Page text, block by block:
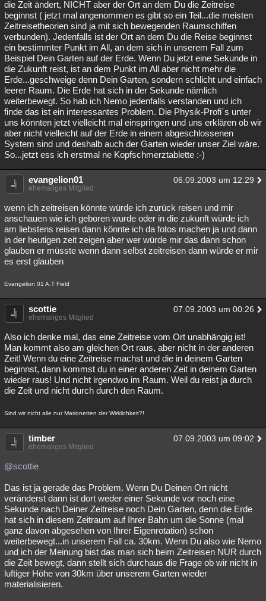
die Zeit ändert, NICHT aber der Ort an dem Du die Zeitreise
beginnst ( jetzt mal angenommen es gibt so ein Teil...die meisten
Zeitreisetheorien sind ja mit sich bewegenden Raumschiffen
verbunden). Jedenfalls ist der Ort an dem Du die Reise beginnst
ein bestimmter Punkt im All, an dem sich in unserem Fall zum
Beispiel Dein Garten auf der Erde. Wenn Du jetzt eine Sekunde in
die Zukunft reist, ist an dem Punkt im All aber nicht mehr die
Erde...geschweige denn Dein Garten, sondern schlicht und einfach
leerer Raum. Die Erde hat sich in der Sekunde nämlich
weiterbewegt. So hab ich Nemo jedenfalls verstanden und ich
finde das ist ein interessantes Problem. Die Physik-Profi´s unter
uns könnten jetzt vielleicht mal einspringen und uns erklären ob wir
aber nicht vielleicht auf der Erde in einem abgeschlossenen
System sind und deshalb auch der Garten wieder unser Ziel wäre.
So...jetzt ess ich erstmal ne Kopfschmerztablette :-)
evangelion01 06.09.2003 um 12:29
ehemaliges Mitglied
wenn ich zeitreisen könnte würde ich zurück reisen und mir
anschauen wie ich geboren wurde oder in die zukunft würde ich
am liebstens reisen dann könnte ich da fotos machen ja und dann
in der heutigen zeit zeigen aber wer würde mir das dann schon
glauben er müsste wenn dann selbst zeitreisen dann würde er mir
es erst glauben
Evangelion 01 A.T Field
scottie 07.09.2003 um 00:26
ehemaliges Mitglied
Also ich denke mal, das eine Zeitreise vom Ort unabhängig ist!
Man kommt also am gleichen Ort raus, aber nicht in der anderen
Zeit! Wenn du eine Zeitreise machst und die in deinem Garten
beginnst, dann kommst du in einer anderen Zeit in deinem Garten
wieder raus! Und nicht irgendwo im Raum. Weil du reist ja durch
die Zeit und nicht durch durch den Raum.
Sind wir nicht alle nur Marionetten der Wirklichkeit?!
timber 07.09.2003 um 09:02
ehemaliges Mitglied
@scottie
Das ist ja gerade das Problem. Wenn Du Deinen Ort nicht
veränderst dann ist dort weder einer Sekunde vor noch eine
Sekunde nach Deiner Zeitreise noch Dein Garten, denn die Erde
hat sich in diesem Zeitraum auf Ihrer Bahn um die Sonne (mal
ganz davon abgesehen von Ihrer Eigenrotation) schon
weiterbewegt...in unserem Fall ca. 30km. Wenn Du also wie Nemo
und ich der Meinung bist das man sich beim Zeitreisen NUR durch
die Zeit bewegt, dann stellt sich durchaus die Frage ob wir nicht in
luftiger Höhe von 30km über unserem Garten wieder
materialisieren.